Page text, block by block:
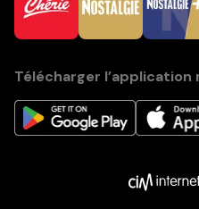
Télécharger l’application